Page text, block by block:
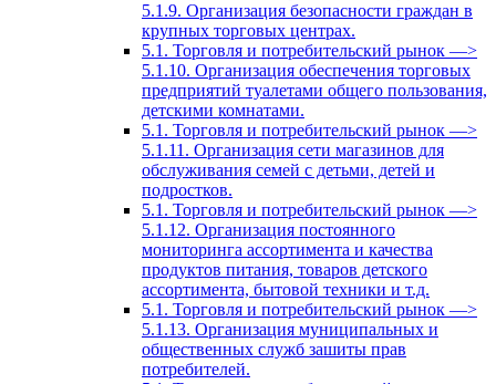
5.1.9. Организация безопасности граждан в
крупных торговых центрах.
5.1. Торговля и потребительский рынок —>
5.1.10. Организация обеспечения торговых
предприятий туалетами общего пользования,
детскими комнатами.
5.1. Торговля и потребительский рынок —>
5.1.11. Организация сети магазинов для
обслуживания семей с детьми, детей и
подростков.
5.1. Торговля и потребительский рынок —>
5.1.12. Организация постоянного
мониторинга ассортимента и качества
продуктов питания, товаров детского
ассортимента, бытовой техники и т.д.
5.1. Торговля и потребительский рынок —>
5.1.13. Организация муниципальных и
общественных служб зашиты прав
потребителей.